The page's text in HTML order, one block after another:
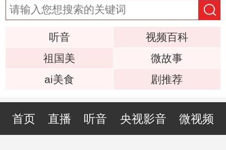
听音
视频百科
祖国美
微故事
ai美食
剧推荐
首页 直播 听音 央视影音 微视频